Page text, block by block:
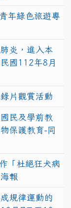
年綠色旅遊專
炎，進入本
國112年8月
片觀賞活動
民及學前教
保護教育-同
「杜絕狂犬病
報
規律運動的